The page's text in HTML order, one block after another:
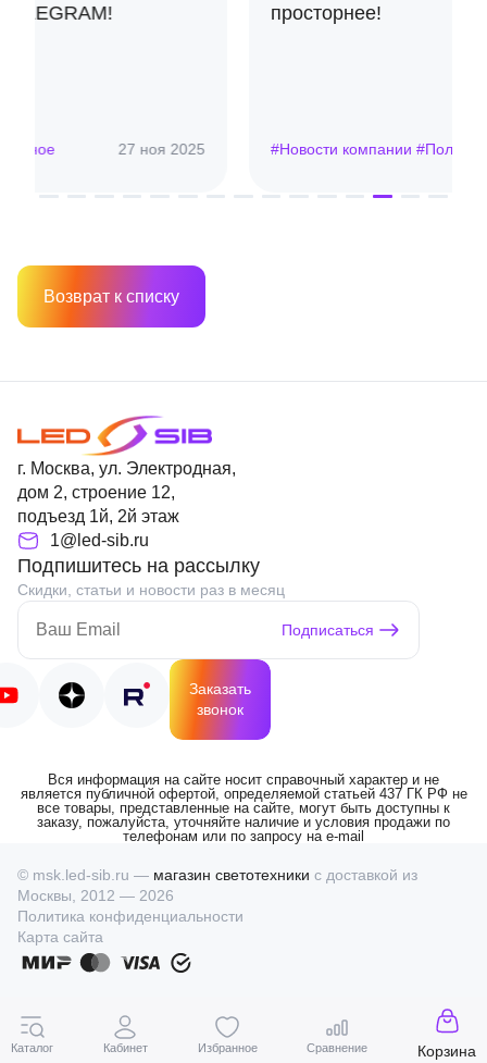
просторнее!
#Новости компании #Полезное 14 ноя 2025
Возврат к списку
г. Москва, ул. Электродная,
дом 2, строение 12,
подъезд 1й, 2й этаж
1@led-sib.ru
Подпишитесь на рассылку
Скидки, статьи и новости раз в месяц
Подписаться
Заказать
звонок
Вся информация на сайте носит справочный характер и не
является публичной офертой, определяемой статьей 437 ГК РФ не
все товары, представленные на сайте, могут быть доступны к
заказу, пожалуйста, уточняйте наличие и условия продажи по
телефонам или по запросу на e-mail
© msk.led-sib.ru — магазин светотехники с доставкой из
Москвы, 2012 — 2026
Политика конфиденциальности
Карта сайта
Каталог Кабинет Избранное Сравнение Корзина